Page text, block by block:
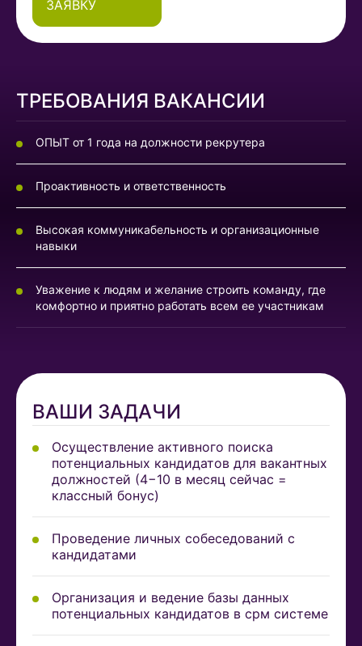
ЗАЯВКУ
ТРЕБОВАНИЯ ВАКАНСИИ
ОПЫТ от 1 года на должности рекрутера
Проактивность и ответственность
Высокая коммуникабельность и организационные
навыки
Уважение к людям и желание строить команду, где
комфортно и приятно работать всем ее участникам
ВАШИ ЗАДАЧИ
Осуществление активного поиска
потенциальных кандидатов для вакантных
должностей (4−10 в месяц сейчас =
классный бонус)
Проведение личных собеседований с
кандидатами
Организация и ведение базы данных
потенциальных кандидатов в срм системе